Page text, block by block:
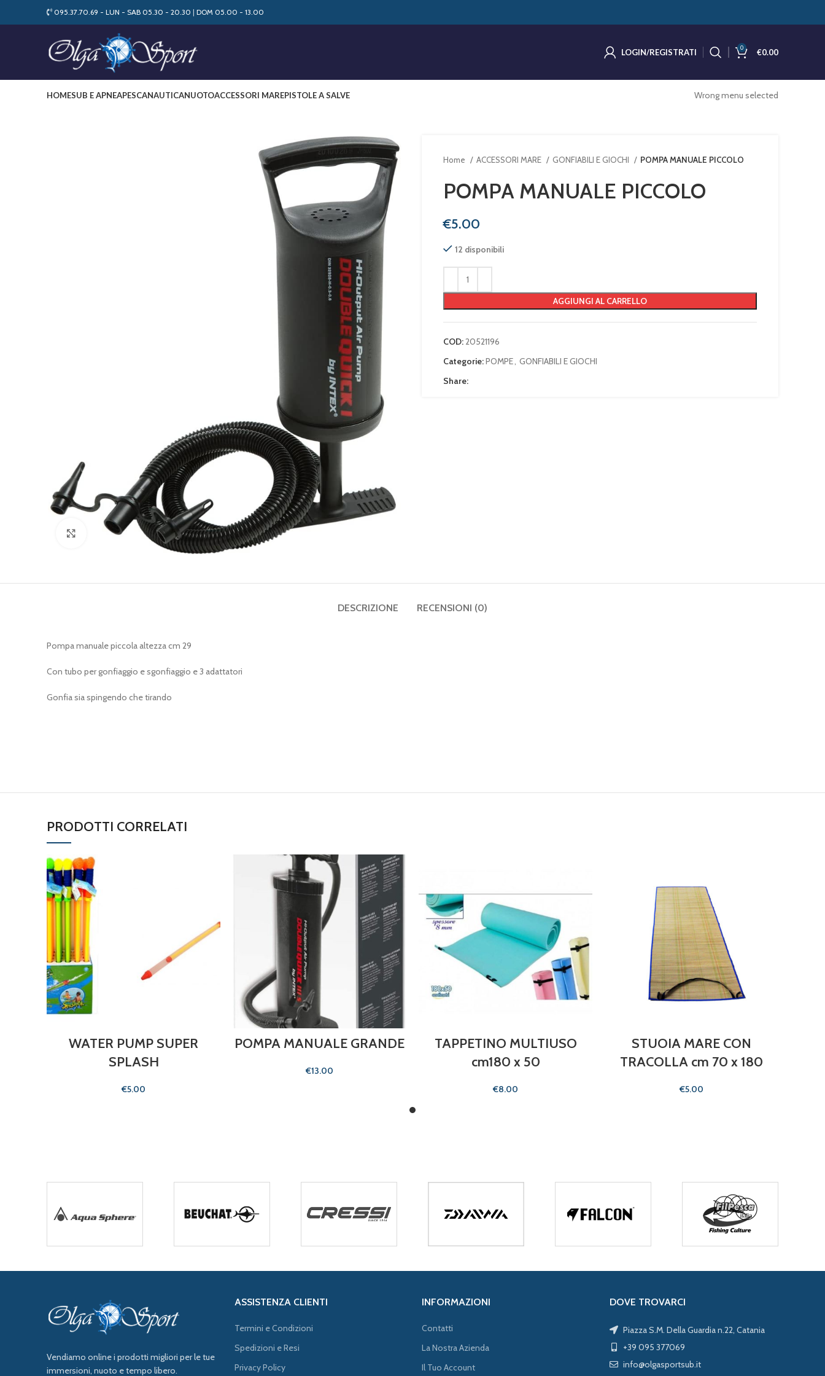
095.37.70.69 - LUN - SAB 05.30 - 20.30 | DOM 05.00 - 13.00
LOGIN/REGISTRATI 0 €0.00
HOMESUB E APNEAPESCANAUTICANUOTOACCESSORI MAREPISTOLE A SALVE Wrong menu selected
Clicca per ingrandire
Home ACCESSORI MARE GONFIABILI E GIOCHI POMPA MANUALE PICCOLO
POMPA MANUALE PICCOLO
€
12 disponibili
AGGIUNGI AL CARRELLO
COD:20521196
Categorie:POMPE, GONFIABILI E GIOCHI
Share:
DESCRIZIONE RECENSIONI (0)
Pompa manuale piccola altezza cm 29
Con tubo per gonfiaggio e sgonfiaggio e 3 adattatori
Gonfia sia spingendo che tirando
PRODOTTI CORRELATI
WATER PUMP SUPER
SPLASH
€
POMPA MANUALE GRANDE
€
TAPPETINO MULTIUSO
cm180 x 50
€
STUOIA MARE CON
TRACOLLA cm 70 x 180
€
Vendiamo online i prodotti migliori per le tue
immersioni, nuoto e tempo libero.
ASSISTENZA CLIENTI
Termini e Condizioni
Spedizioni e Resi
Privacy Policy
INFORMAZIONI
Contatti
La Nostra Azienda
Il Tuo Account
DOVE TROVARCI
Piazza S.M. Della Guardia n.22, Catania
+39 095 377069
info@olgasportsub.it